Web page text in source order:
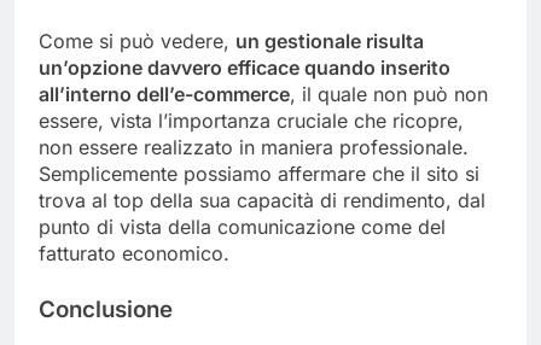
Come si può vedere, un gestionale risulta
un’opzione davvero efficace quando inserito
all’interno dell’e-commerce, il quale non può non
essere, vista l’importanza cruciale che ricopre,
non essere realizzato in maniera professionale.
Semplicemente possiamo affermare che il sito si
trova al top della sua capacità di rendimento, dal
punto di vista della comunicazione come del
fatturato economico.
Conclusione